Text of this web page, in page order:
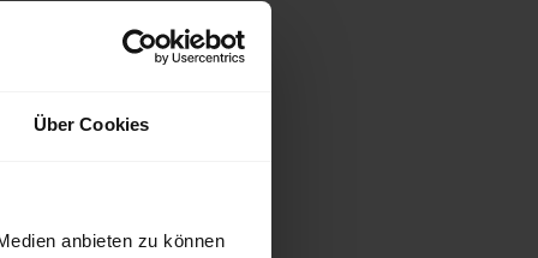
Über Cookies
anbieten zu können